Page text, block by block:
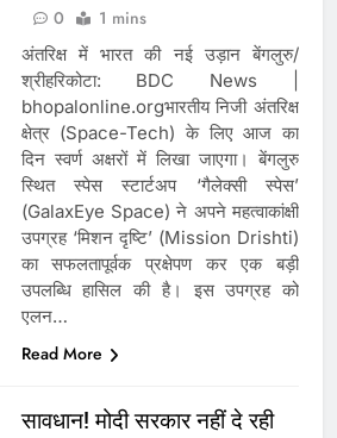
0
1 mins
अंतरिक्ष में भारत की नई उड़ान बेंगलुरु/
श्रीहरिकोटा: BDC News |
bhopalonline.orgभारतीय निजी अंतरिक्ष
क्षेत्र (Space-Tech) के लिए आज का
दिन स्वर्ण अक्षरों में लिखा जाएगा। बेंगलुरु
स्थित स्पेस स्टार्टअप ‘गैलेक्सी स्पेस’
(GalaxEye Space) ने अपने महत्वाकांक्षी
उपग्रह ‘मिशन दृष्टि’ (Mission Drishti)
का सफलतापूर्वक प्रक्षेपण कर एक बड़ी
उपलब्धि हासिल की है। इस उपग्रह को
एलन…
Read More
सावधान! मोदी सरकार नहीं दे रही